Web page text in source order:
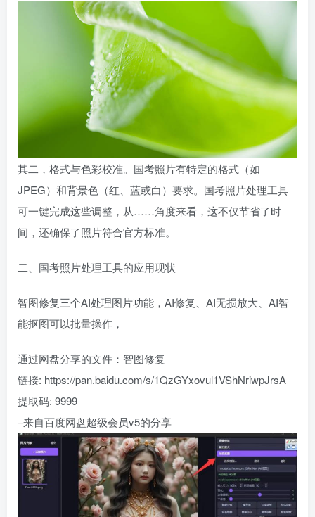
其二，格式与色彩校准。国考照片有特定的格式（如
JPEG）和背景色（红、蓝或白）要求。国考照片处理工具
可一键完成这些调整，从……角度来看，这不仅节省了时
间，还确保了照片符合官方标准。
二、国考照片处理工具的应用现状
智图修复三个AI处理图片功能，AI修复、AI无损放大、AI智
能抠图可以批量操作，
通过网盘分享的文件：智图修复
链接: https://pan.baidu.com/s/1QzGYxovul1VShNriwpJrsA
提取码: 9999
–来自百度网盘超级会员v5的分享